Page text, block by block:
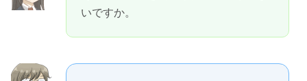
いですか。